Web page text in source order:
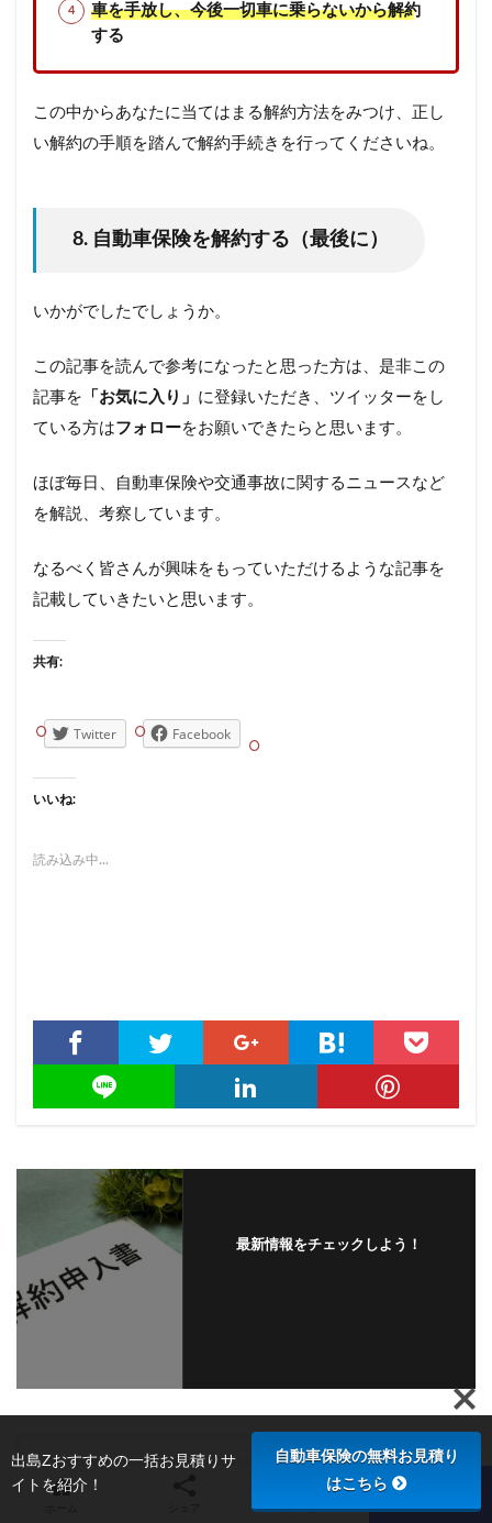
車を手放し、今後一切車に乗らないから解約
する
この中からあなたに当てはまる解約方法をみつけ、正し
い解約の手順を踏んで解約手続きを行ってくださいね。
8. 自動車保険を解約する（最後に）
いかがでしたでしょうか。
この記事を読んで参考になったと思った方は、是非この
記事を 「お気に入り」 に登録いただき、ツイッターをし
ている方はフォローをお願いできたらと思います。
ほぼ毎日、自動車保険や交通事故に関するニュースなど
を解説、考察しています。
なるべく皆さんが興味をもっていただけるような記事を
記載していきたいと思います。
共有:
Twitter Facebook
いいね:
読み込み中...
最新情報をチェックしよう！
この記事を書いた人
メニュー TOPへ
出島Zおすすめの一括お見積りサ
イトを紹介！
自動車保険の無料お見積り
はこちら